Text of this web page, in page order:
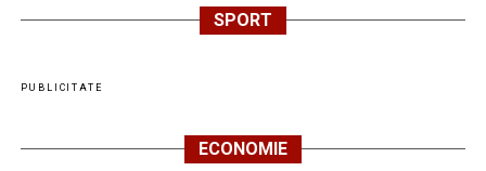
SPORT
PUBLICITATE
ECONOMIE